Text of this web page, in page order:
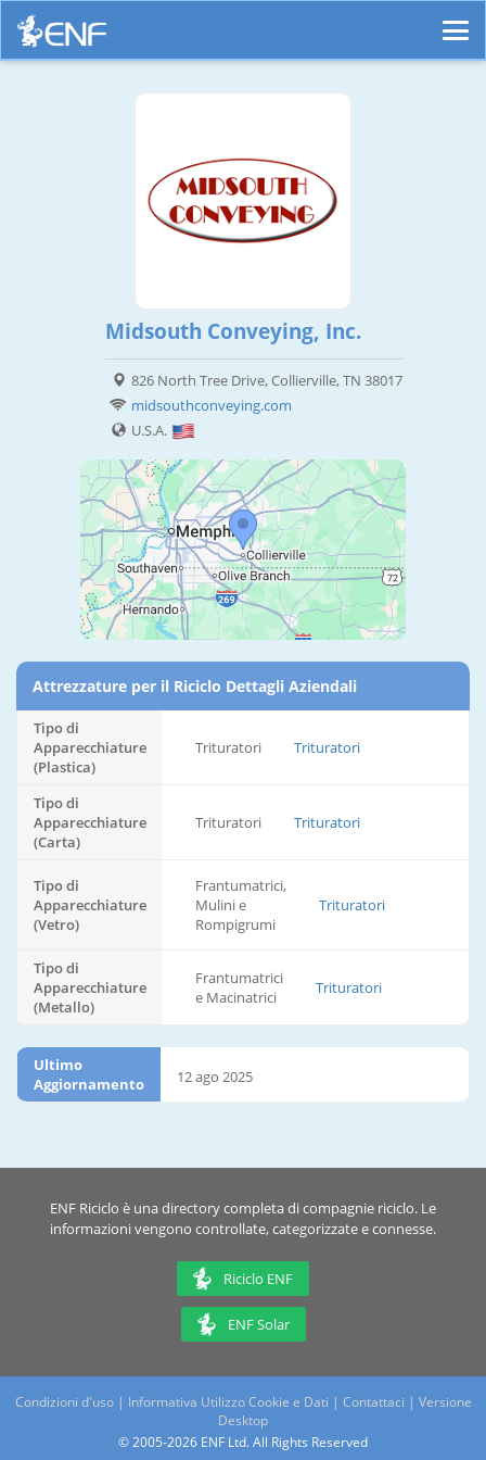
Midsouth Conveying, Inc.
826 North Tree Drive, Collierville, TN 38017
midsouthconveying.com
U.S.A.
Attrezzature per il Riciclo Dettagli Aziendali
Tipo di
Apparecchiature
(Plastica)
Trituratori Trituratori
Tipo di
Apparecchiature
(Carta)
Trituratori Trituratori
Tipo di
Apparecchiature
(Vetro)
Frantumatrici,
Mulini e
Rompigrumi
Trituratori
Tipo di
Apparecchiature
(Metallo)
Frantumatrici
e Macinatrici
Trituratori
Ultimo
Aggiornamento
12 ago 2025
ENF Riciclo è una directory completa di compagnie riciclo. Le
informazioni vengono controllate, categorizzate e connesse.
Riciclo ENF
ENF Solar
Condizioni d'uso| Informativa Utilizzo Cookie e Dati | Contattaci | Versione
Desktop
© 2005-2026 ENF Ltd. All Rights Reserved